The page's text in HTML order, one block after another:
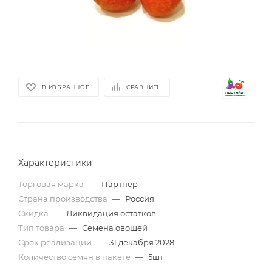
В ИЗБРАННОЕ СРАВНИТЬ
Характеристики
Торговая марка — Партнер
Страна производства — Россия
Скидка — Ликвидация остатков
Тип товара — Семена овощей
Срок реализации — 31 декабря 2028
Количество семян в пакете — 5шт